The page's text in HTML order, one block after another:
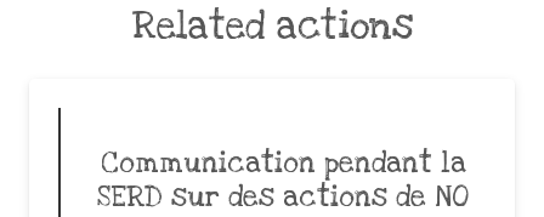
Related actions
Communication pendant la
SERD sur des actions de NO